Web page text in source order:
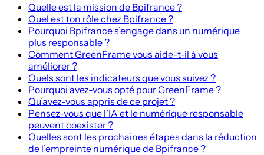
Quelle est la mission de Bpifrance ?
Quel est ton rôle chez Bpifrance ?
Pourquoi Bpifrance s’engage dans un numérique
plus responsable ?
Comment GreenFrame vous aide-t-il à vous
améliorer ?
Quels sont les indicateurs que vous suivez ?
Pourquoi avez-vous opté pour GreenFrame ?
Qu’avez-vous appris de ce projet ?
Pensez-vous que l’IA et le numérique responsable
peuvent coexister ?
Quelles sont les prochaines étapes dans la réduction
de l’empreinte numérique de Bpifrance ?